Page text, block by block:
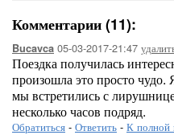
Комментарии (11):
Bucavca 05-03-2017-21:47
Поездка получилась
произошла это просто
мы встретились с
несколько часов подряд.
Обратиться - Ответить - К полной